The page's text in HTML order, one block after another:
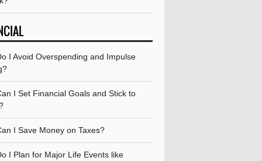
I Avoid Overspending and Impulse
I Set Financial Goals and Stick to
I Save Money on Taxes?
I Plan for Major Life Events like